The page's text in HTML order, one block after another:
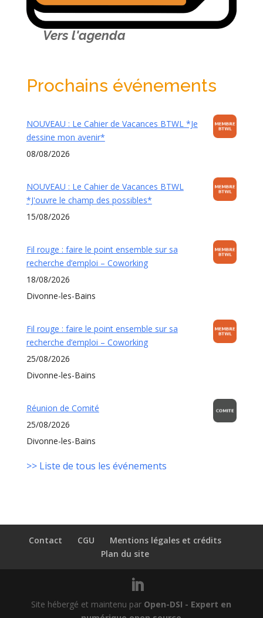
Vers l'agenda
Prochains événements
NOUVEAU : Le Cahier de Vacances BTWL *Je
dessine mon avenir*
08/08/2026
NOUVEAU : Le Cahier de Vacances BTWL
*J'ouvre le champ des possibles*
15/08/2026
Fil rouge : faire le point ensemble sur sa
recherche d’emploi – Coworking
18/08/2026
Divonne-les-Bains
Fil rouge : faire le point ensemble sur sa
recherche d’emploi – Coworking
25/08/2026
Divonne-les-Bains
Réunion de Comité
25/08/2026
Divonne-les-Bains
>> Liste de tous les événements
Contact CGU
Mentions légales et crédits
Plan du site
Site hébergé et maintenu par Open-DSI - Expert en